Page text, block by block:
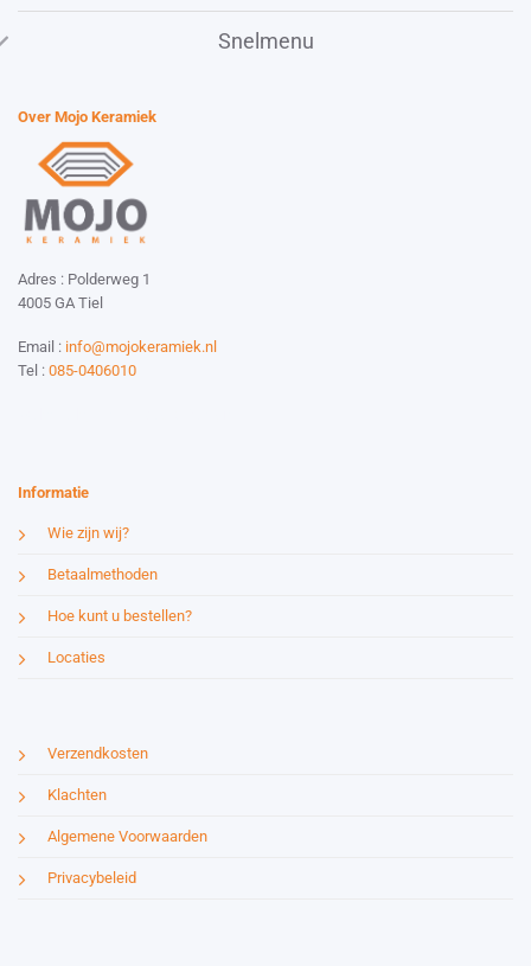
Snelmenu
Over Mojo Keramiek
Adres : Polderweg 1
4005 GA Tiel
Email : info@mojokeramiek.nl
Tel : 085-0406010
Informatie
Wie zijn wij?
Betaalmethoden
Hoe kunt u bestellen?
Locaties
Verzendkosten
Klachten
Algemene Voorwaarden
Privacybeleid